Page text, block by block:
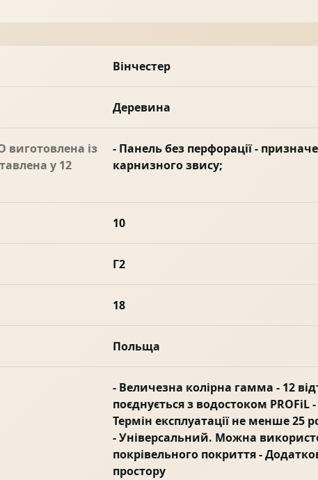
Вінчестер
Деревина
виготовлена із
у 12
- Панель без перфорації -
карнизного звису;
10
Г2
18
Польща
- Величезна колірна гамма - 12
поєднується з водостоком PROFiL
Термін експлуатації не менше 25
- Універсальний. Можна
покрівельного покриття -
простору